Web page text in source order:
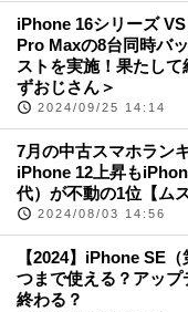
iPhone 16シリーズ
Pro Maxの8台同時バ
ストを実施！果たし
ずおじさん＞
2024/09/25 14:14
7月の中古スマホランキ
iPhone 12上昇も
代）が不動の1位【ム
2024/08/03 14:56
【2024】iPhone SE
つまで使える？アップ
終わる？